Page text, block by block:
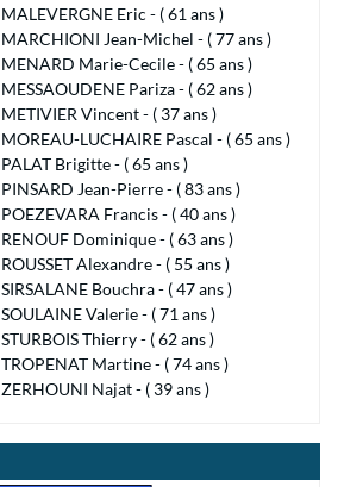
MALEVERGNE Eric - ( 61 ans )
MARCHIONI Jean-Michel - ( 77 ans )
MENARD Marie-Cecile - ( 65 ans )
MESSAOUDENE Pariza - ( 62 ans )
METIVIER Vincent - ( 37 ans )
MOREAU-LUCHAIRE Pascal - ( 65 ans )
PALAT Brigitte - ( 65 ans )
PINSARD Jean-Pierre - ( 83 ans )
POEZEVARA Francis - ( 40 ans )
RENOUF Dominique - ( 63 ans )
ROUSSET Alexandre - ( 55 ans )
SIRSALANE Bouchra - ( 47 ans )
SOULAINE Valerie - ( 71 ans )
STURBOIS Thierry - ( 62 ans )
TROPENAT Martine - ( 74 ans )
ZERHOUNI Najat - ( 39 ans )